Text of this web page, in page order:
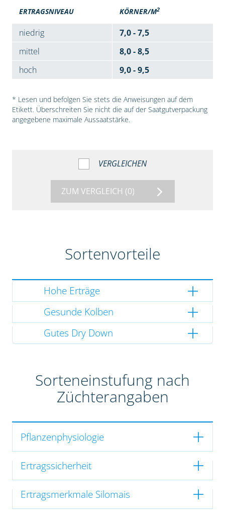
ERTRAGSNIVEAU KÖRNER/M2
niedrig
7,0 - 7,5
mittel
8,0 - 8,5
hoch
9,0 - 9,5
* Lesen und befolgen Sie stets die Anweisungen auf dem
Etikett. Überschreiten Sie nicht die auf der Saatgutverpackung
angegebene maximale Aussaatstärke.
VERGLEICHEN
ZUM VERGLEICH (0)
Sortenvorteile
Hohe Erträge
Gesunde Kolben
Gutes Dry Down
Sorteneinstufung nach
Züchterangaben
Pflanzenphysiologie
Ertragssicherheit
Ertragsmerkmale Silomais